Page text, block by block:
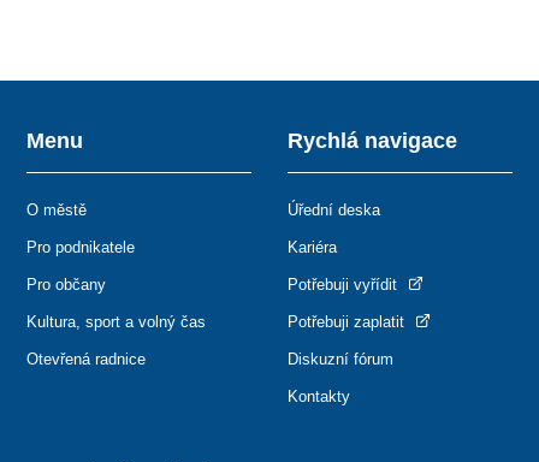
Menu
O městě
Pro podnikatele
Pro občany
Kultura, sport a volný čas
Otevřená radnice
Rychlá navigace
Úřední deska
Kariéra
Potřebuji vyřídit
Potřebuji zaplatit
Diskuzní fórum
Kontakty